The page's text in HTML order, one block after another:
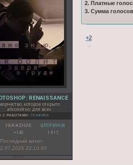
RENAISSANCE
которое открыто
абсолютно для всех
С РАБОТАМИ: ГРАФИКА
УВАЖЕНИЕ:
+148
ФЛОРИНОВ:
1 815
Последний визит:
22:10:00
2. Платные
3. Сумма
+2